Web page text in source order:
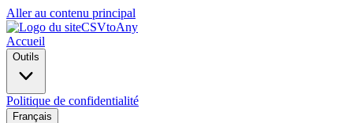
Aller au contenu principal
CSVtoAny
Accueil
Outils
Politique de confidentialité
Français